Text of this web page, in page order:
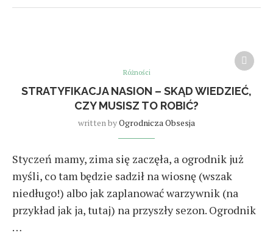
Różności
STRATYFIKACJA NASION – SKĄD WIEDZIEĆ,
CZY MUSISZ TO ROBIĆ?
written byOgrodnicza Obsesja
Styczeń mamy, zima się zaczęła, a ogrodnik już
myśli, co tam będzie sadził na wiosnę (wszak
niedługo!) albo jak zaplanować warzywnik (na
przykład jak ja, tutaj) na przyszły sezon. Ogrodnik
…